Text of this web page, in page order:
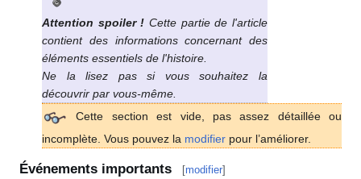
Attention spoiler ! Cette partie de l'article
contient des informations concernant des
éléments essentiels de l'histoire.
Ne la lisez pas si vous souhaitez la
découvrir par vous-même.
Cette section est vide, pas assez détaillée ou
incomplète. Vous pouvez la modifier pour l’améliorer.
Événements importants [modifier]